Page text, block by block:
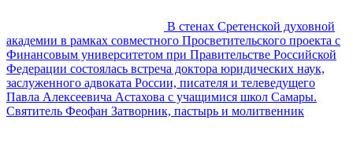
В стенах Сретенской духовной
академии в рамках совместного Просветительского проекта с
Финансовым университетом при Правительстве Российской
Федерации состоялась встреча доктора юридических наук,
заслуженного адвоката России, писателя и телеведущего
Павла Алексеевича Астахова с учащимися школ Самары.
Святитель Феофан Затворник, пастырь и молитвенник